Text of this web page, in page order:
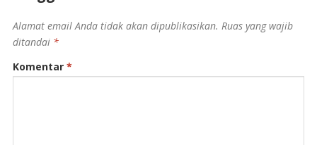
Alamat email Anda tidak akan dipublikasikan. Ruas yang wajib
ditandai *
Komentar *